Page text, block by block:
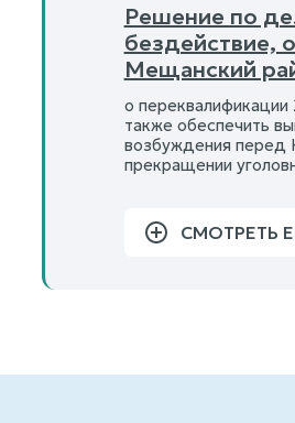
Решение по
бездействие,
Мещанский
о переквалификации
также обеспечить
возбуждения перед
прекращении
СМОТРЕТЬ